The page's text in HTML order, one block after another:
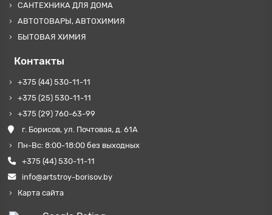
САНТЕХНИКА ДЛЯ ДОМА
АВТОТОВАРЫ, АВТОХИМИЯ
БЫТОВАЯ ХИМИЯ
Контакты
+375 (44) 530-11-11
+375 (25) 530-11-11
+375 (29) 760-63-99
г. Борисов, ул. Почтовая, д. 61А
Пн-Вс: 8:00-18:00 без выходных
+375 (44) 530-11-11
info@artstroy-borisov.by
Карта сайта